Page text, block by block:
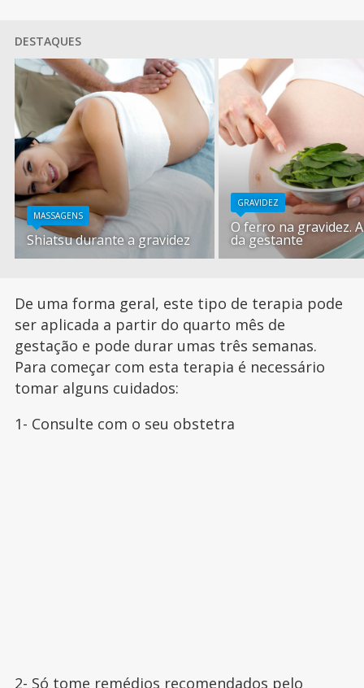
DESTAQUES
MASSAGENS
Shiatsu durante a gravidez
GRAVIDEZ
O ferro na gravidez.
da gestante
De uma forma geral, este tipo de terapia pode
ser aplicada a partir do quarto mês de
gestação e pode durar umas três semanas.
Para começar com esta terapia é necessário
tomar alguns cuidados:
1- Consulte com o seu obstetra
2- Só tome remédios recomendados pelo